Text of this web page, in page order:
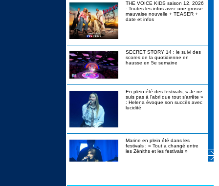
THE VOICE KIDS saison 12, 2026
: Toutes les infos avec une grosse
mauvaise nouvelle + TEASER +
date et infos
SECRET STORY 14 : le suivi des
scores de la quotidienne en
hausse en 5e semaine
En plein été des festivals, « Je ne
suis pas à l'abri que tout s'arrête »
: Helena évoque son succès avec
lucidité
Marine en plein été dans les
festivals : « Tout a changé entre
les Zéniths et les festivals »